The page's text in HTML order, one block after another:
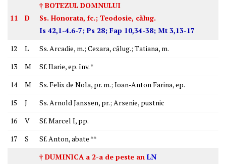
11 D
† BOTEZUL DOMNULUI
Ss. Honorata, fc.; Teodosie, călug.
Is 42,1-4.6-7; Ps 28; Fap 10,34-38; Mt 3,13-17
12
L
Ss. Arcadie, m.; Cezara, călug.; Tatiana, m.
13
M
Sf. Ilarie, ep. înv. *
14
M
Ss. Felix de Nola, pr. m.; Ioan-Anton Farina, ep.
15
J
Ss. Arnold Janssen, pr.; Arsenie, pustnic
16
V
Sf. Marcel I, pp.
17
S Sf. Anton, abate **
† DUMINICA a 2-a de peste an LN